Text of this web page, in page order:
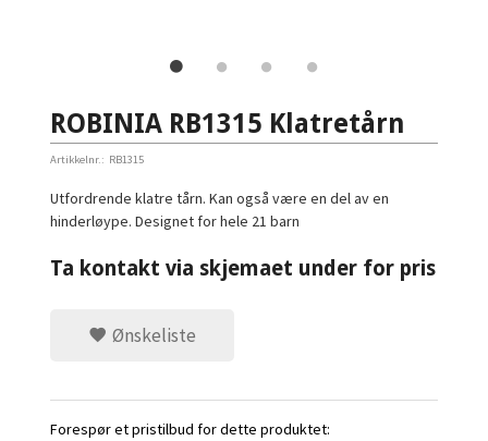
ROBINIA RB1315 Klatretårn
Artikkelnr.: RB1315
Utfordrende klatre tårn. Kan også være en del av en
hinderløype. Designet for hele 21 barn
Ta kontakt via skjemaet under for pris
Ønskeliste
Forespør et pristilbud for dette produktet: